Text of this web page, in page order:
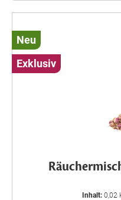
Neu
Exklusiv
Inhalt: 0,02